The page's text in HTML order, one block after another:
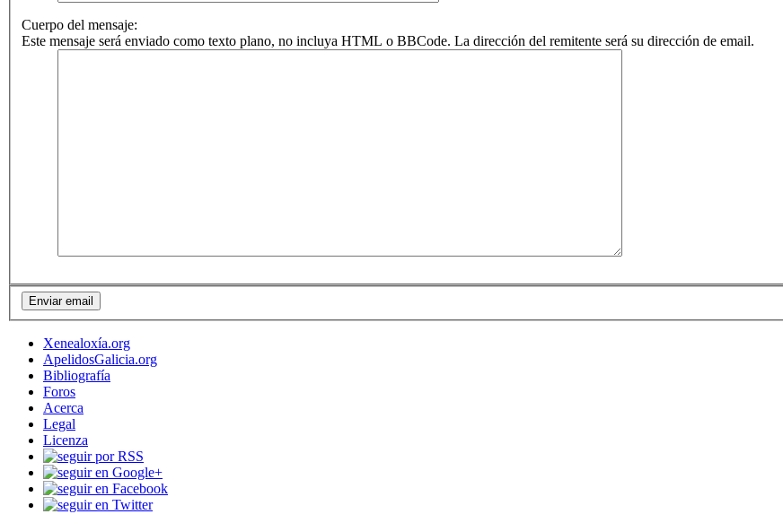
Cuerpo del mensaje:
Este mensaje será enviado como texto plano, no incluya HTML o BBCode. La dirección del remitente será su dirección de email.
Xenealoxía.org
ApelidosGalicia.org
Bibliografía
Foros
Acerca
Legal
Licenza